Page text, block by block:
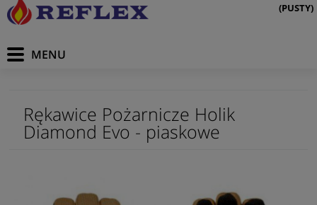
(PUSTY)
Rękawice Pożarnicze Holik
Diamond Evo - piaskowe